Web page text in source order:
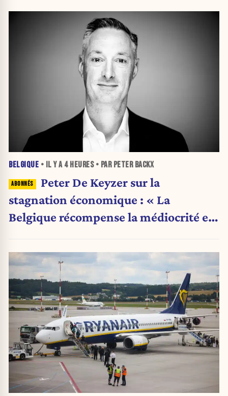
BELGIQUE • IL Y A 4 HEURES• PAR PETER BACKX
Peter De Keyzer sur la
stagnation économique : « La
Belgique récompense la médiocrité et